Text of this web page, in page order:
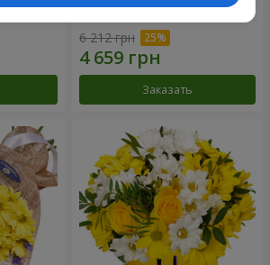
6 212 грн
Заказать